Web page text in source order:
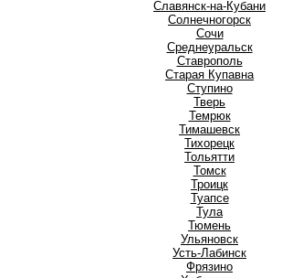
Славянск-на-Кубани
Солнечногорск
Сочи
Среднеуральск
Ставрополь
Старая Купавна
Ступино
Тверь
Темрюк
Тимашевск
Тихорецк
Тольятти
Томск
Троицк
Туапсе
Тула
Тюмень
Ульяновск
Усть-Лабинск
Фрязино